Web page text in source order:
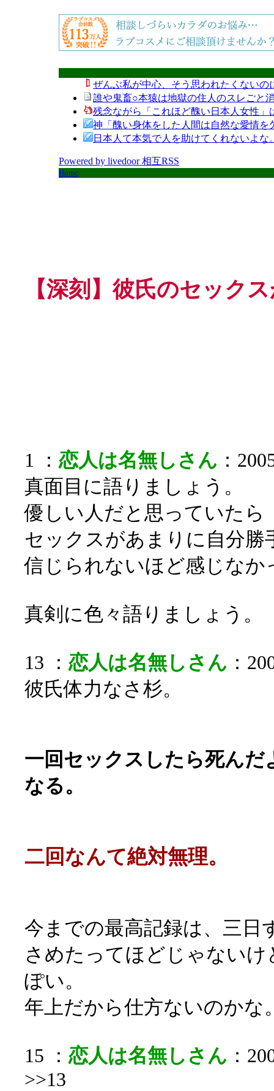
ぜんぶ私が中心、そう思われたくないの
誰や鬼畜○本猿は地獄の住人のスレごと
残念ながら「これほど醜い日本人女性
神「醜い身体をした人間は自然な愛情を
日本人て本気で人を助けてくれないよ
Powered by livedoor 相互RSS
Home
【深刻】彼氏のセック
1 ： 恋人は名無しさん ：
真面目に語りましょう。
優しい人だと思っていたら
セックスがあまりに自分勝
信じられないほど感じなか
真剣に色々語りましょう。
13 ： 恋人は名無しさん ：
彼氏体力なさ杉。
一回セックスしたら死ん
なる。
二回なんて絶対無理。
今までの最高記録は、三日
さめたってほどじゃない
ぽい。
年上だから仕方ないのかな
15 ： 恋人は名無しさん ：
>>13